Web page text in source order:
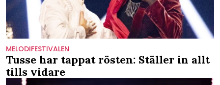
MELODIFESTIVALEN
Tusse har tappat rösten: Ställer in allt
tills vidare